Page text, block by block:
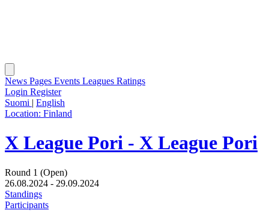
News Pages Events Leagues Ratings
Login Register
Suomi | English
Location: Finland
X League Pori - X League Pori
Round 1 (Open)
26.08.2024 - 29.09.2024
Standings
Participants